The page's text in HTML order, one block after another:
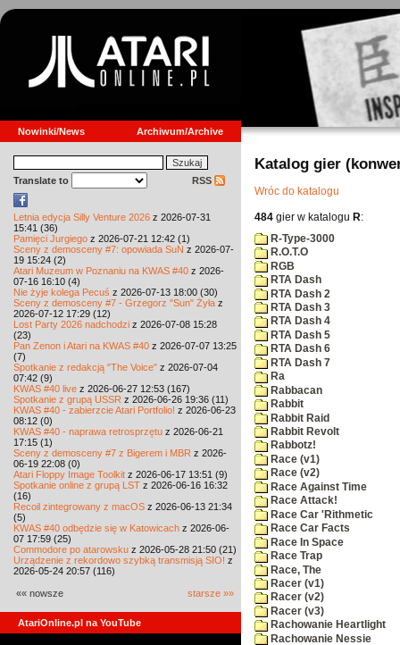
Nowinki/News Archiwum/Archive
Translate to RSS
Letnia edycja Silly Venture 2026 z 2026-07-31
15:41 (36)
Pamięci Jurgiego z 2026-07-21 12:42 (1)
Sceny z demosceny #7: opowiada SuN z 2026-07-
19 15:24 (2)
Atari Muzeum w Poznaniu na KWAS #40 z 2026-
07-16 16:10 (4)
Nie żyje kolega Pecuś z 2026-07-13 18:00 (30)
Sceny z demosceny #7 - Grzegorz "Sun" Żyła z
2026-07-12 17:29 (12)
Lost Party 2026 nadchodzi z 2026-07-08 15:28
(23)
Pan Zenon i Atari na KWAS #40 z 2026-07-07 13:25
(7)
Spotkanie z redakcją "The Voice" z 2026-07-04
07:42 (9)
KWAS #40 live z 2026-06-27 12:53 (167)
Spotkanie z grupą USSR z 2026-06-26 19:36 (11)
KWAS #40 - zabierzcie Atari Portfolio! z 2026-06-23
08:12 (0)
KWAS #40 - naprawa retrosprzętu z 2026-06-21
17:15 (1)
Sceny z demosceny #7 z Bigerem i MBR z 2026-
06-19 22:08 (0)
Atari Floppy Image Toolkit z 2026-06-17 13:51 (9)
Spotkanie online z grupą LST z 2026-06-16 16:32
(16)
Recoil zintegrowany z macOS z 2026-06-13 21:34
(5)
KWAS #40 odbędzie się w Katowicach z 2026-06-
07 17:59 (25)
Commodore po atarowsku z 2026-05-28 21:50 (21)
Urządzenie z rekordowo szybką transmisją SIO! z
2026-05-24 20:57 (116)
«« nowsze starsze »»
AtariOnline.pl na YouTube
Katalog gier
Wróc do katalogu
484 gier w katalogu R:
R-Type-3000
R.O.T.O
RGB
RTA Dash
RTA Dash 2
RTA Dash 3
RTA Dash 4
RTA Dash 5
RTA Dash 6
RTA Dash 7
Ra
Rabbacan
Rabbit
Rabbit Raid
Rabbit Revolt
Rabbotz!
Race (v1)
Race (v2)
Race Against Time
Race Attack!
Race Car 'Rithmetic
Race Car Facts
Race In Space
Race Trap
Race, The
Racer (v1)
Racer (v2)
Racer (v3)
Rachowanie Heartlight
Rachowanie Nessie